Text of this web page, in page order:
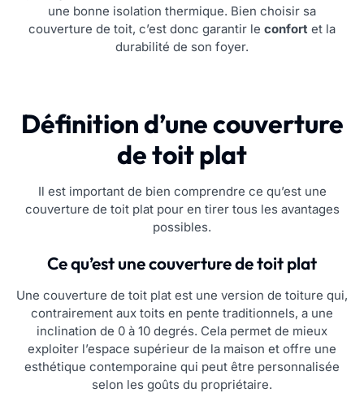
une bonne isolation thermique. Bien choisir sa
couverture de toit, c’est donc garantir le confort et la
durabilité de son foyer.
Définition d’une couverture
de toit plat
Il est important de bien comprendre ce qu’est une
couverture de toit plat pour en tirer tous les avantages
possibles.
Ce qu’est une couverture de toit plat
Une couverture de toit plat est une version de toiture qui,
contrairement aux toits en pente traditionnels, a une
inclination de 0 à 10 degrés. Cela permet de mieux
exploiter l’espace supérieur de la maison et offre une
esthétique contemporaine qui peut être personnalisée
selon les goûts du propriétaire.